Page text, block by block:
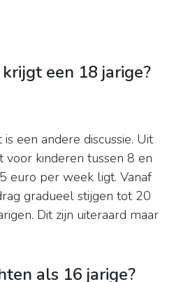
een 18 jarige?
een andere discussie. Uit
kinderen tussen 8 en
euro per week ligt. Vanaf
gradueel stijgen tot 20
Dit zijn uiteraard maar
als 16 jarige?